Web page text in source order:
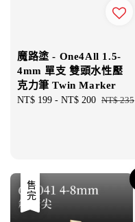
魔路塗 - One4All 1.5-
4mm 單支 雙頭水性壓
克力筆 Twin Marker
Sale
NT$ 199 - NT$ 200 Regular
NT$ 235
優惠
售完